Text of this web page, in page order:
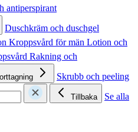
antiperspirant
Duschkräm och duschgel
Kroppsvård för män Lotion och
Rakning och
Skrubb och peeling
Tillbaka
Se alla